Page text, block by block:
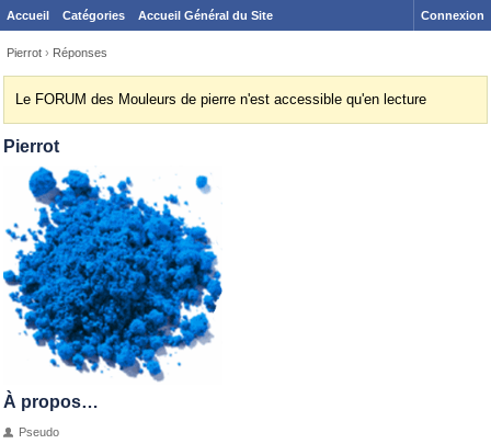
Accueil Catégories Accueil Général du Site Connexion
Pierrot › Réponses
Le FORUM des Mouleurs de pierre n'est accessible qu'en lecture
Pierrot
À propos…
Pseudo